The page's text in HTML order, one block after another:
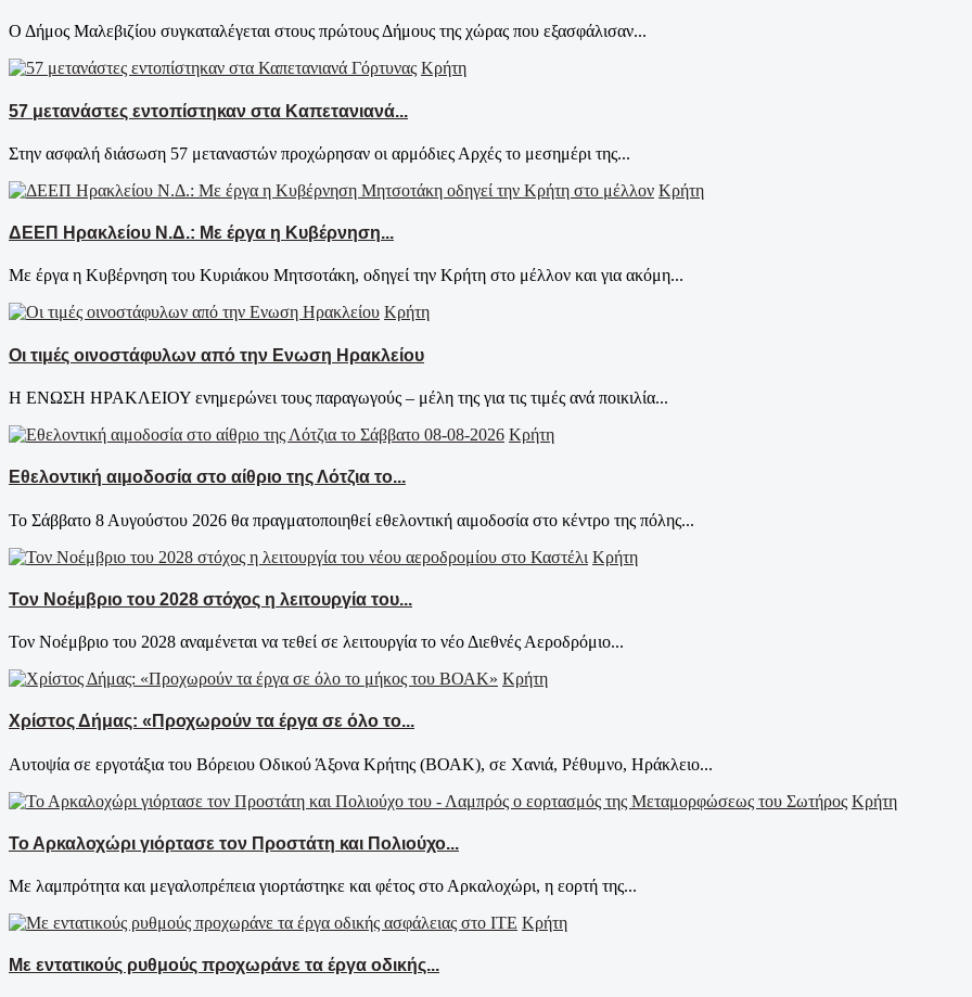
Ο Δήμος Μαλεβιζίου συγκαταλέγεται στους πρώτους Δήμους της χώρας που εξασφάλισαν...
Κρήτη
57 μετανάστες εντοπίστηκαν στα Καπετανιανά...
Στην ασφαλή διάσωση 57 μεταναστών προχώρησαν οι αρμόδιες Αρχές το μεσημέρι της...
Κρήτη
ΔΕΕΠ Ηρακλείου Ν.Δ.: Με έργα η Κυβέρνηση...
Με έργα η Κυβέρνηση του Κυριάκου Μητσοτάκη, οδηγεί την Κρήτη στο μέλλον και για ακόμη...
Κρήτη
Οι τιμές οινοστάφυλων από την Ενωση Ηρακλείου
Η ΕΝΩΣΗ ΗΡΑΚΛΕΙΟΥ ενημερώνει τους παραγωγούς – μέλη της για τις τιμές ανά ποικιλία...
Κρήτη
Εθελοντική αιμοδοσία στο αίθριο της Λότζια το...
Το Σάββατο 8 Αυγούστου 2026 θα πραγματοποιηθεί εθελοντική αιμοδοσία στο κέντρο της πόλης...
Κρήτη
Τον Νοέμβριο του 2028 στόχος η λειτουργία του...
Τον Νοέμβριο του 2028 αναμένεται να τεθεί σε λειτουργία το νέο Διεθνές Αεροδρόμιο...
Κρήτη
Χρίστος Δήμας: «Προχωρούν τα έργα σε όλο το...
Αυτοψία σε εργοτάξια του Βόρειου Οδικού Άξονα Κρήτης (ΒΟΑΚ), σε Χανιά, Ρέθυμνο, Ηράκλειο...
Κρήτη
Το Αρκαλοχώρι γιόρτασε τον Προστάτη και Πολιούχο...
Με λαμπρότητα και μεγαλοπρέπεια γιορτάστηκε και φέτος στο Αρκαλοχώρι, η εορτή της...
Κρήτη
Με εντατικούς ρυθμούς προχωράνε τα έργα οδικής...